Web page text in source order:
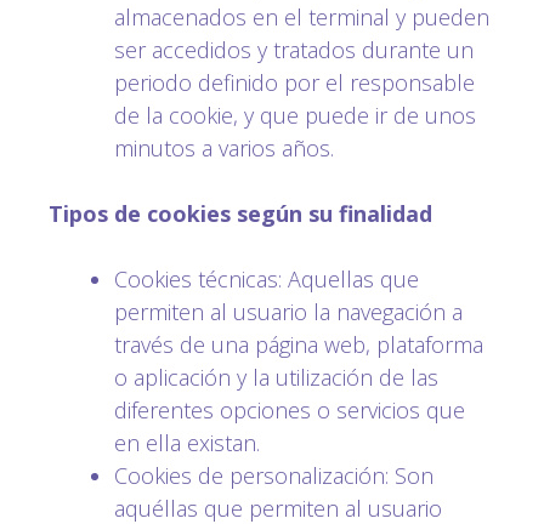
almacenados en el terminal y pueden
ser accedidos y tratados durante un
periodo definido por el responsable
de la cookie, y que puede ir de unos
minutos a varios años.
Tipos de cookies según su finalidad
Cookies técnicas: Aquellas que
permiten al usuario la navegación a
través de una página web, plataforma
o aplicación y la utilización de las
diferentes opciones o servicios que
en ella existan.
Cookies de personalización: Son
aquéllas que permiten al usuario